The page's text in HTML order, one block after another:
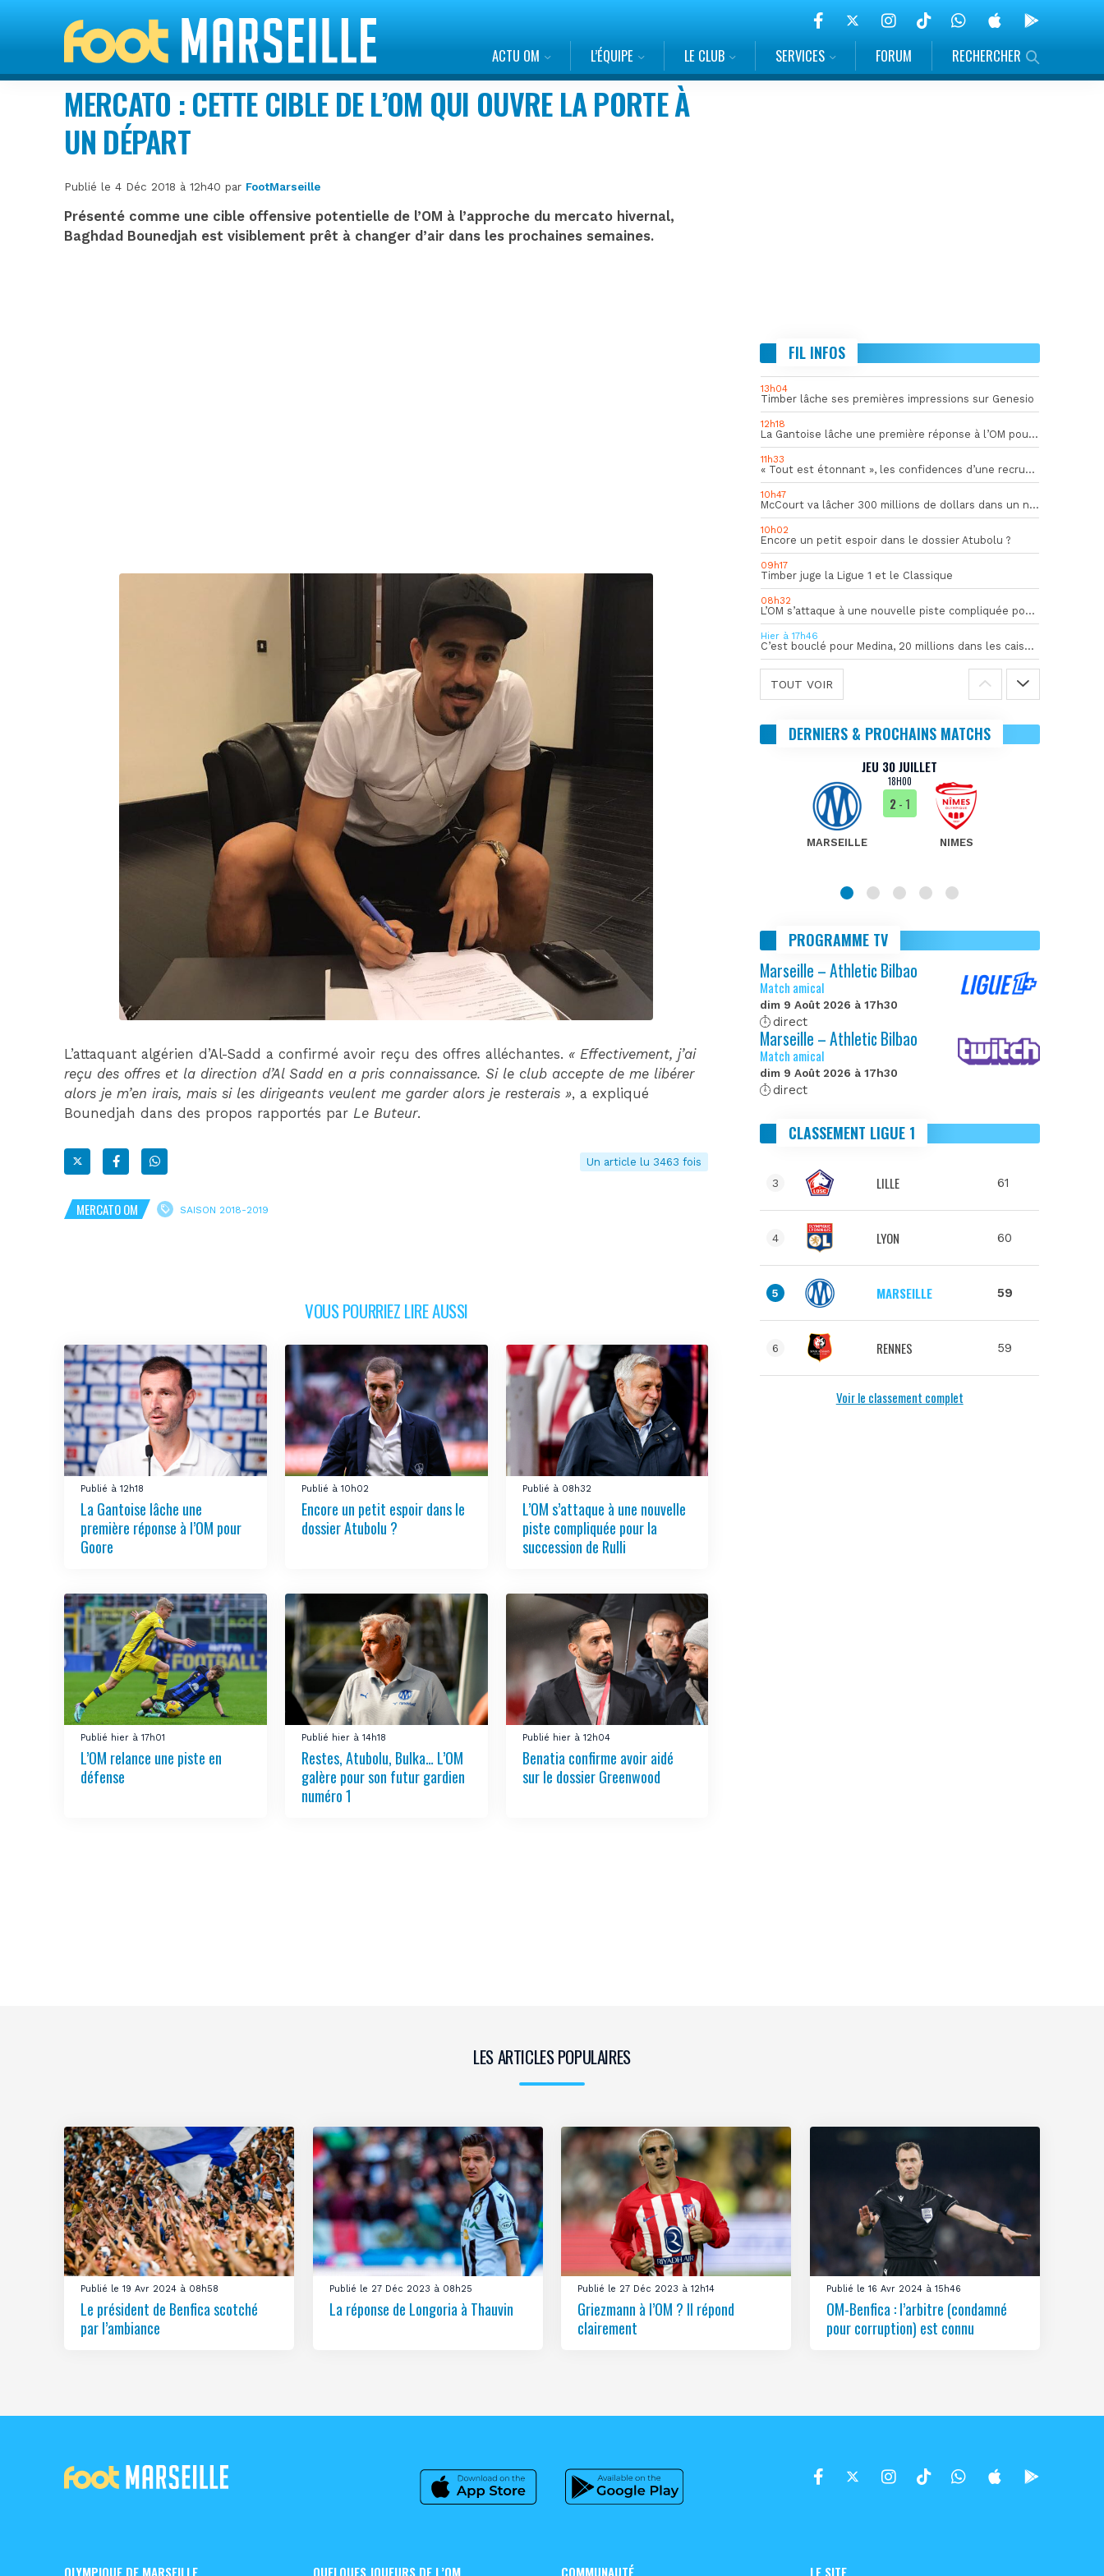
ACTU OM L’ÉQUIPE LE CLUB SERVICES FORUM RECHERCHER
MERCATO : CETTE CIBLE DE L’OM QUI OUVRE LA PORTE À
UN DÉPART
Publié le 4 Déc 2018 à 12h40 par FootMarseille
Présenté comme une cible offensive potentielle de l’OM à l’approche du mercato hivernal,
Baghdad Bounedjah est visiblement prêt à changer d’air dans les prochaines semaines.
L’attaquant algérien d’Al-Sadd a confirmé avoir reçu des offres alléchantes. « Effectivement, j’ai
reçu des offres et la direction d’Al Sadd en a pris connaissance. Si le club accepte de me libérer
alors je m’en irais, mais si les dirigeants veulent me garder alors je resterais », a expliqué
Bounedjah dans des propos rapportés par Le Buteur.
Un article lu 3463 fois
MERCATO OM SAISON 2018-2019
VOUS POURRIEZ LIRE AUSSI
Publié à 12h18
La Gantoise lâche une
première réponse à l’OM pour
Goore
Publié à 10h02
Encore un petit espoir dans le
dossier Atubolu ?
Publié à 08h32
L’OM s’attaque à une nouvelle
piste compliquée pour la
succession de Rulli
Publié hier à 17h01
L’OM relance une piste en
défense
Publié hier à 14h18
Restes, Atubolu, Bulka… L’OM
galère pour son futur gardien
numéro 1
Publié hier à 12h04
Benatia confirme avoir aidé
sur le dossier Greenwood
FIL INFOS
13h04
Timber lâche ses premières impressions sur Genesio
12h18
La Gantoise lâche une première réponse à l’OM pour Goore
11h33
« Tout est étonnant », les confidences d’une recrue du mercato hivernal de l’OM
10h47
McCourt va lâcher 300 millions de dollars dans un nouveau projet
10h02
Encore un petit espoir dans le dossier Atubolu ?
09h17
Timber juge la Ligue 1 et le Classique
08h32
L’OM s’attaque à une nouvelle piste compliquée pour la succession de Rulli
Hier à 17h46
C’est bouclé pour Medina, 20 millions dans les caisses de l’OM
TOUT VOIR
DERNIERS & PROCHAINS MATCHS
DIM 30 AOÛT
MONACO
JEU 30 JUILLET
18H00
MARSEILLE
2- 1
NIMES
PROGRAMME TV
Marseille – Athletic Bilbao
Match amical
dim 9 Août 2026 à 17h30
direct
Marseille – Athletic Bilbao
Match amical
dim 9 Août 2026 à 17h30
direct
CLASSEMENT LIGUE 1
3 LILLE 61
4 LYON 60
5 MARSEILLE 59
6 RENNES 59
Voir le classement complet
LES ARTICLES POPULAIRES
Publié le 19 Avr 2024 à 08h58
Le président de Benfica scotché
par l’ambiance
Publié le 27 Déc 2023 à 08h25
La réponse de Longoria à Thauvin
Publié le 27 Déc 2023 à 12h14
Griezmann à l’OM ? Il répond
clairement
Publié le 16 Avr 2024 à 15h46
OM-Benfica : l’arbitre (condamné
pour corruption) est connu
OLYMPIQUE DE MARSEILLE QUELQUES JOUEURS DE L’OM COMMUNAUTÉ LE SITE